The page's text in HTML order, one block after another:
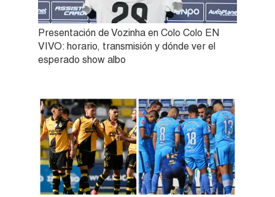
Presentación de Vozinha en Colo Colo EN
VIVO: horario, transmisión y dónde ver el
esperado show albo